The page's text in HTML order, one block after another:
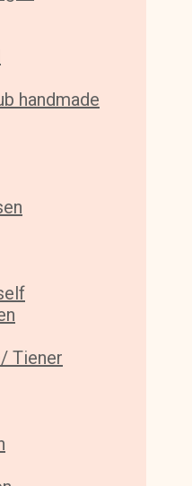
handmade
Tiener